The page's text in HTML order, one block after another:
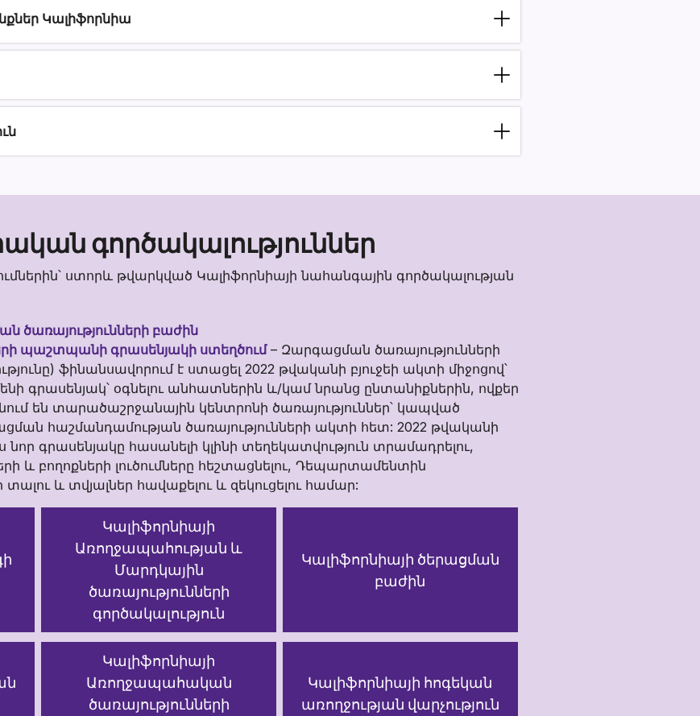
Կալիֆորնիա
գործակալություններ
ստորև թվարկված Կալիֆորնիայի նահանգային գործակալության
ծառայությունների բաժին
պաշտպանի գրասենյակի ստեղծում– Զարգացման ծառայությունների
ֆինանսավորում է ստացել 2022 թվականի բյուջեի ակտի միջոցով՝
գրասենյակ՝ օգնելու անհատներին և/կամ նրանց ընտանիքներին, ովքեր
են տարածաշրջանային կենտրոնի ծառայություններ՝ կապված
հաշմանդամության ծառայությունների ակտի հետ: 2022 թվականի
նոր գրասենյակը հասանելի կլինի տեղեկատվություն տրամադրելու,
և բողոքների լուծումները հեշտացնելու, Դեպարտամենտին
տալու և տվյալներ հավաքելու և զեկուցելու համար:
Կալիֆորնիայի
Առողջապահության և
Մարդկային
ծառայությունների
գործակալություն
Կալիֆորնիայի ծերացման
բաժին
Կալիֆորնիայի
Առողջապահական
ծառայությունների
Կալիֆորնիայի հոգեկան
առողջության վարչություն